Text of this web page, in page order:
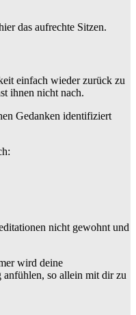
das aufrechte Sitzen.
einfach wieder zurück zu
ihnen nicht nach.
Gedanken identifiziert
nicht gewohnt und
wird deine
anfühlen, so allein mit dir zu